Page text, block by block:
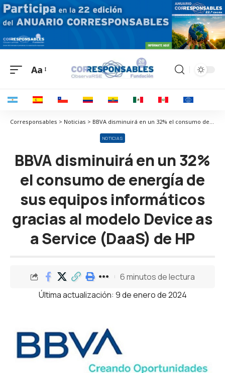
Aa
Corresponsables > Noticias > BBVA disminuirá en un 32% el consumo de energía de sus equipos informáticos gracias al modelo Device as a Service (DaaS) de HP
NOTICIAS
BBVA disminuirá en un 32%
el consumo de energía de
sus equipos informáticos
gracias al modelo Device as
a Service (DaaS) de HP
Última actualización: 9 de enero de 2024
6 minutos de lectura